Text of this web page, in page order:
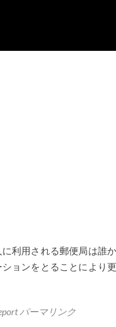
利用される郵便局は誰
ョンをとることにより
パーマリンク